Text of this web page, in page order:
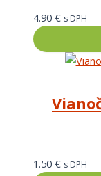
4.90 € s DPH
1.50 € s DPH